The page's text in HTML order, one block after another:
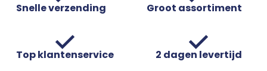
Snelle verzending Groot assortiment
Top klantenservice 2 dagen levertijd